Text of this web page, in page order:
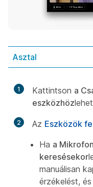
Asztal
1 Kattintson a
eszközhöz
2 Az Eszközök
Ha a
keresésekor
manuálisan
érzékelést,